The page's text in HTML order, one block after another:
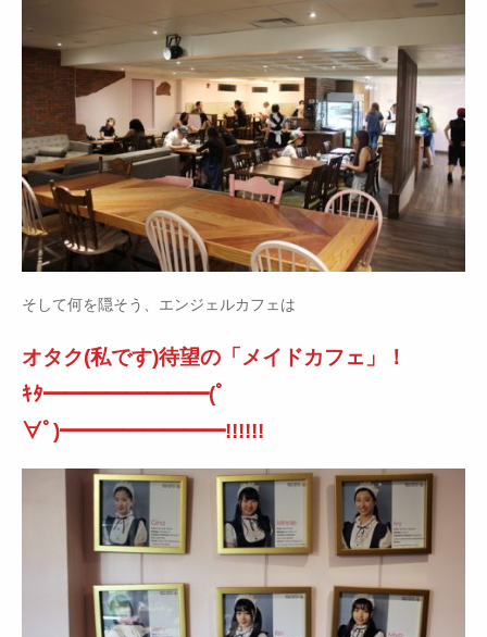
そして何を隠そう、エンジェルカフェは
オタク(私です)待望の「メイドカフェ」！
ｷﾀ━━━━━━━━(ﾟ
∀ﾟ)━━━━━━━━!!!!!!